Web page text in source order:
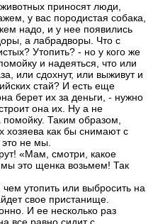
приносят люди,
у вас породистая собака,
надо, и у нее появились
а лабрадворы. Что с
Утопить? - но у кого же
и надеяться, что или
или сдохнут, или выживут и
стай? И есть еще
берет их за деньги, - нужно
она их. Ну а не
Таким образом,
хозяева как бы снимают с
не мы.
«Мам, смотри, какое
мы это щенка возьмем! Так
утопить или выбросить на
свое пристанище.
И ее несколько раз